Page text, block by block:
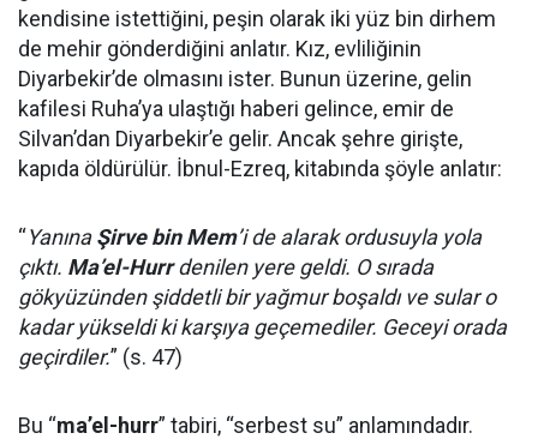
kendisine istettiğini, peşin olarak iki yüz bin dirhem
de mehir gönderdiğini anlatır. Kız, evliliğinin
Diyarbekir’de olmasını ister. Bunun üzerine, gelin
kafilesi Ruha’ya ulaştığı haberi gelince, emir de
Silvan’dan Diyarbekir’e gelir. Ancak şehre girişte,
kapıda öldürülür. İbnul-Ezreq, kitabında şöyle anlatır:
“YanınaŞirve bin Mem’i de alarak ordusuyla yola
çıktı. Ma’el-Hurrdenilen yere geldi. O sırada
gökyüzünden şiddetli bir yağmur boşaldı ve sular o
kadar yükseldi ki karşıya geçemediler. Geceyi orada
geçirdiler.” (s. 47)
Bu “ma’el-hurr” tabiri, “serbest su” anlamındadır.